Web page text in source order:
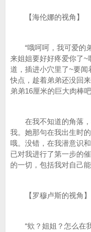
【海伦娜的视角】
“哦呵呵，我可爱的
来姐姐要好好疼爱你了~
道，插进小穴里了~要闻
快点，趁着弟弟还没回
弟弟16厘米的巨大肉棒
在我不知道的角落，
我。她那句在我出生时
哦。没错，在我潜意识
已对我进行了第一步的
的一切，包括我对自己能
【罗穆卢斯的视角】
“欸？姐姐？怎么在我